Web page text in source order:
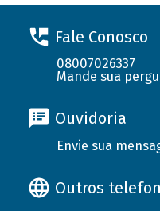
Fale Conosco
08007026337
Mande sua
Ouvidoria
Envie sua
Outros